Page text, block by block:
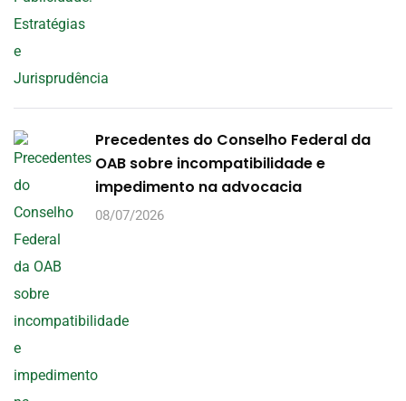
Precedentes do Conselho Federal da
OAB sobre incompatibilidade e
impedimento na advocacia
08/07/2026